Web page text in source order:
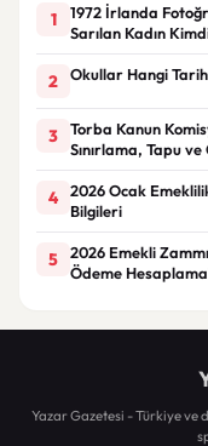
1
1972 İrlanda
Sarılan Kadın
2 Okullar Hangi
3
Torba Kanun
Sınırlama, Tapu
4
2026 Ocak
Bilgileri
5
2026 Emekli
Ödeme
Yazar Gazetesi - Türkiye ve